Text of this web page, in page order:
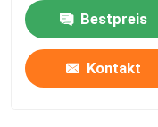
Bestpreis
Kontakt